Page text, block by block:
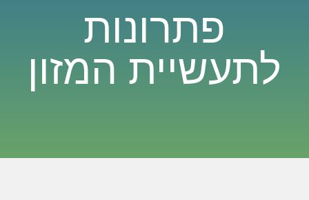
פתרונות
לתעשיית המזון